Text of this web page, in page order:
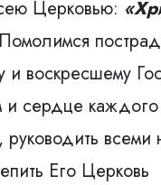
Церковью:
и воскресшему
и сердце
всеми
Его Церковь